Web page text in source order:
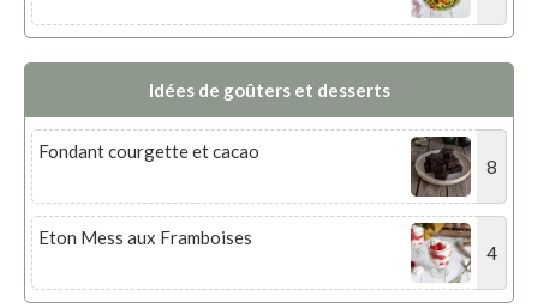
Idées de goûters et desserts
Fondant courgette et cacao
8
Eton Mess aux Framboises
4